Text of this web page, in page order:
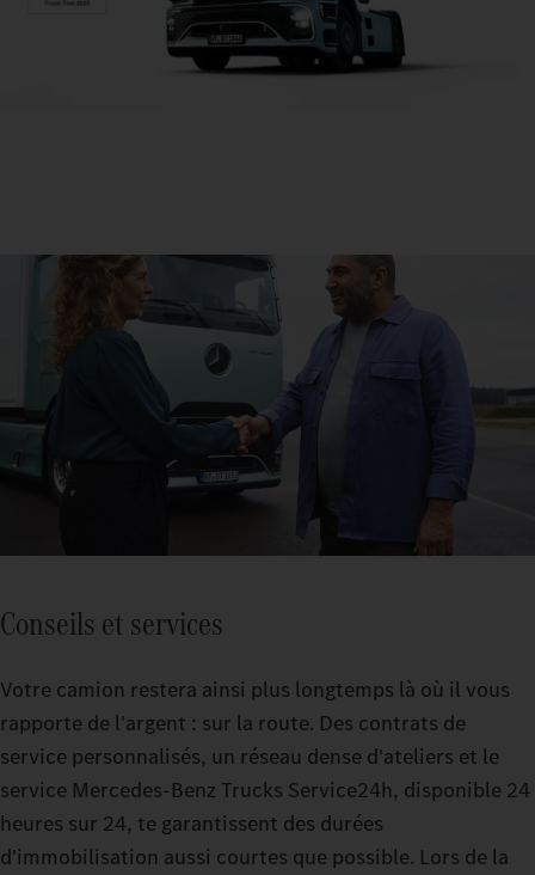
Conseils et services
Votre camion restera ainsi plus longtemps là où il vous
rapporte de l'argent : sur la route. Des contrats de
service personnalisés, un réseau dense d'ateliers et le
service Mercedes-Benz Trucks Service24h, disponible 24
heures sur 24, te garantissent des durées
d'immobilisation aussi courtes que possible. Lors de la